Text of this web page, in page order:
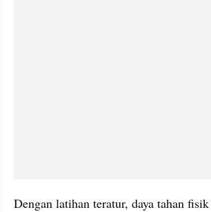
Dengan latihan teratur, daya tahan fisik